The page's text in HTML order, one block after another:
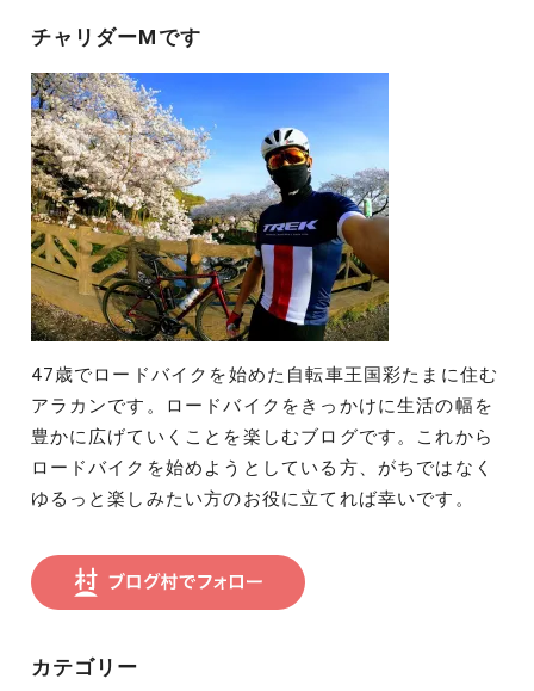
ー
ジ
送
り
チャリダーMです
47歳でロードバイクを始めた自転車王国彩たまに住む
アラカンです。ロードバイクをきっかけに生活の幅を
豊かに広げていくことを楽しむブログです。これから
ロードバイクを始めようとしている方、がちではなく
ゆるっと楽しみたい方のお役に立てれば幸いです。
カテゴリー